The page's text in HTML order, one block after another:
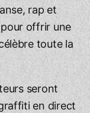
rap et
offrir une
toute la
seront
en direct